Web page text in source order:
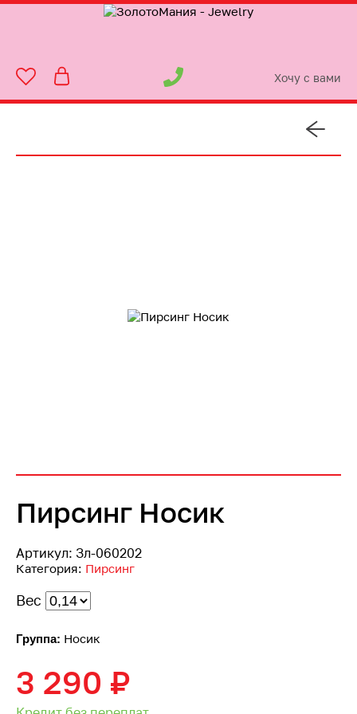
Хочу с вами
Пирсинг Носик
Артикул: Зл-060202
Категория: Пирсинг
Вес
Группа: Носик
3 290 ₽